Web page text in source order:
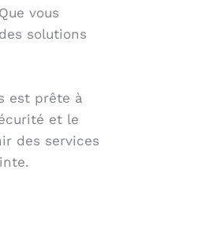
vous
solutions
est prête à
et le
des services